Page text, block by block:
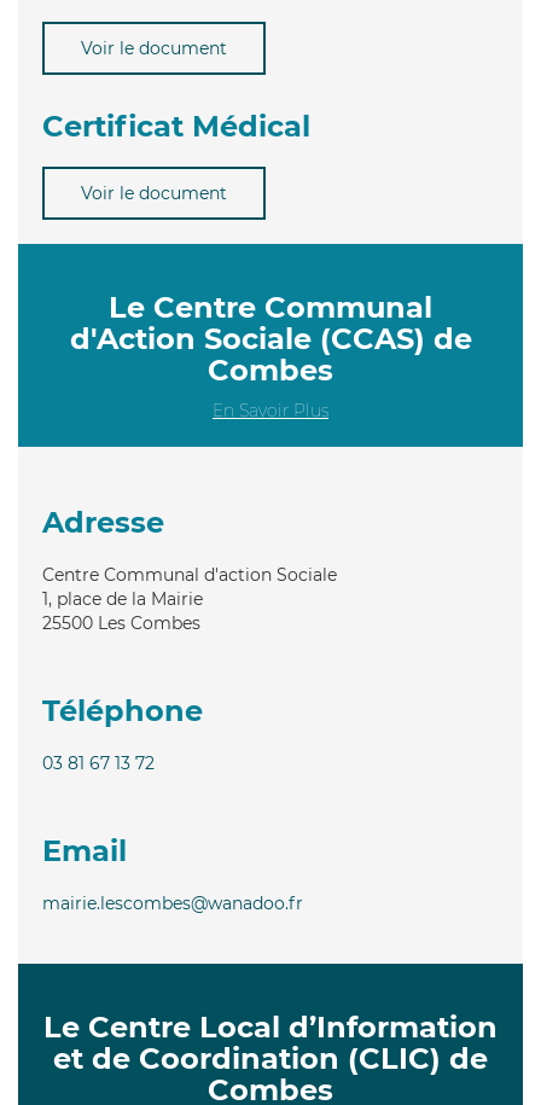
Voir le document
Certificat Médical
Voir le document
Le Centre Communal
d'Action Sociale (CCAS) de
Combes
En Savoir Plus
Adresse
Centre Communal d'action Sociale
1, place de la Mairie
25500 Les Combes
Téléphone
03 81 67 13 72
Email
mairie.lescombes@wanadoo.fr
Le Centre Local d’Information
et de Coordination (CLIC) de
Combes